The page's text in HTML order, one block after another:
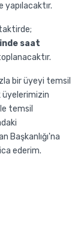
saat
bir üyeyi temsil
üyelerimizin
temsil
Başkanlığı'na
ederim.